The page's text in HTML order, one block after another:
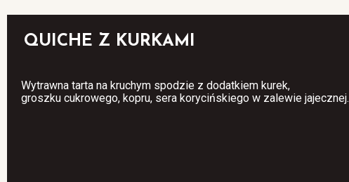
QUICHE Z KURKAMI
Wytrawna tarta na kruchym spodzie z dodatkiem kurek,
groszku cukrowego, kopru, sera korycińskiego w zalewie jajecznej.